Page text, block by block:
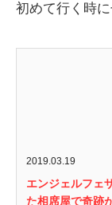
初めて行く時
2019.03.19
エンジェルフェ
た相席屋で奇跡